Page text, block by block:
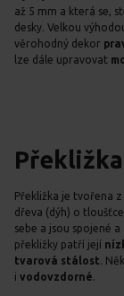
až 5 mm a která se,
desky. Velkou
věrohodný dekor
lze dále upravovat
Překližka
Překližka je tvořena z
dřeva (dýh) o
sebe a jsou spojené
překližky patří její
tvarová stálost .
i vodovzdorné